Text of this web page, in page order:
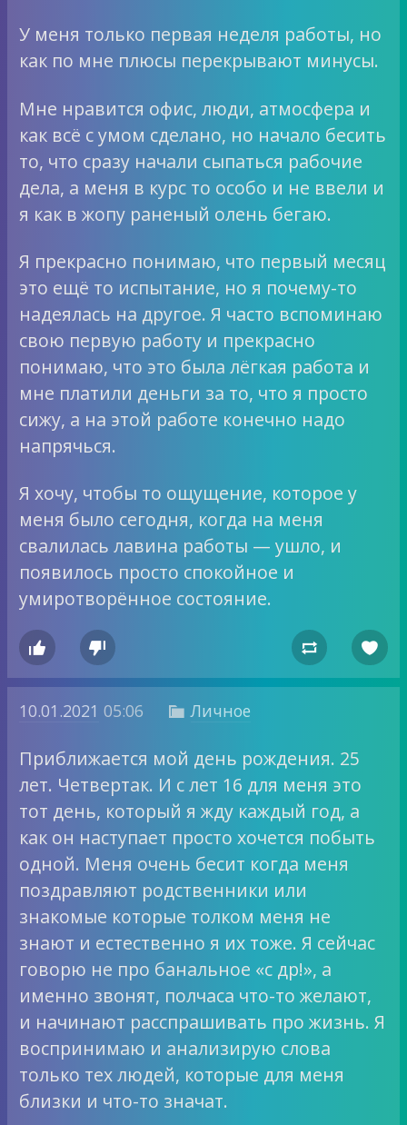
У меня только первая неделя работы, но
как по мне плюсы перекрывают минусы.
Мне нравится офис, люди, атмосфера и
как всё с умом сделано, но начало бесить
то, что сразу начали сыпаться рабочие
дела, а меня в курс то особо и не ввели и
я как в жопу раненый олень бегаю.
Я прекрасно понимаю, что первый месяц
это ещё то испытание, но я почему-то
надеялась на другое. Я часто вспоминаю
свою первую работу и прекрасно
понимаю, что это была лёгкая работа и
мне платили деньги за то, что я просто
сижу, а на этой работе конечно надо
напрячься.
Я хочу, чтобы то ощущение, которое у
меня было сегодня, когда на меня
свалилась лавина работы — ушло, и
появилось просто спокойное и
умиротворённое состояние.
   
10.01.2021 05:06  Личное
Приближается мой день рождения. 25
лет. Четвертак. И с лет 16 для меня это
тот день, который я жду каждый год, а
как он наступает просто хочется побыть
одной. Меня очень бесит когда меня
поздравляют родственники или
знакомые которые толком меня не
знают и естественно я их тоже. Я сейчас
говорю не про банальное «с др!», а
именно звонят, полчаса что-то желают,
и начинают расспрашивать про жизнь. Я
воспринимаю и анализирую слова
только тех людей, которые для меня
близки и что-то значат.